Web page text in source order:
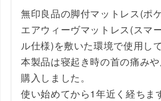
無印良品の脚付マットレス(ポ
エアウィーヴマットレス(スマ
ル仕様)を敷いた環境で使用し
本製品は寝起き時の首の痛み
購入しました。
使い始めてから1年近く経ちま